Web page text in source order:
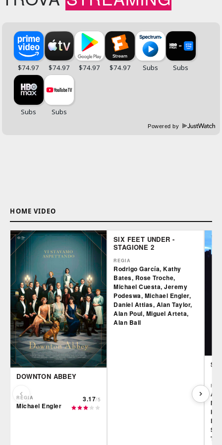
Powered by
HOME VIDEO
DOWNTON ABBEY
REGIA
Michael Engler
3.17/5
SIX FEET UNDER -
STAGIONE 2
REGIA
Rodrigo García, Kathy
Bates, Rose Troche,
Michael Cuesta, Jeremy
Podeswa, Michael Engler,
Daniel Attias, Alan Taylor,
Alan Poul, Miguel Arteta,
Alan Ball